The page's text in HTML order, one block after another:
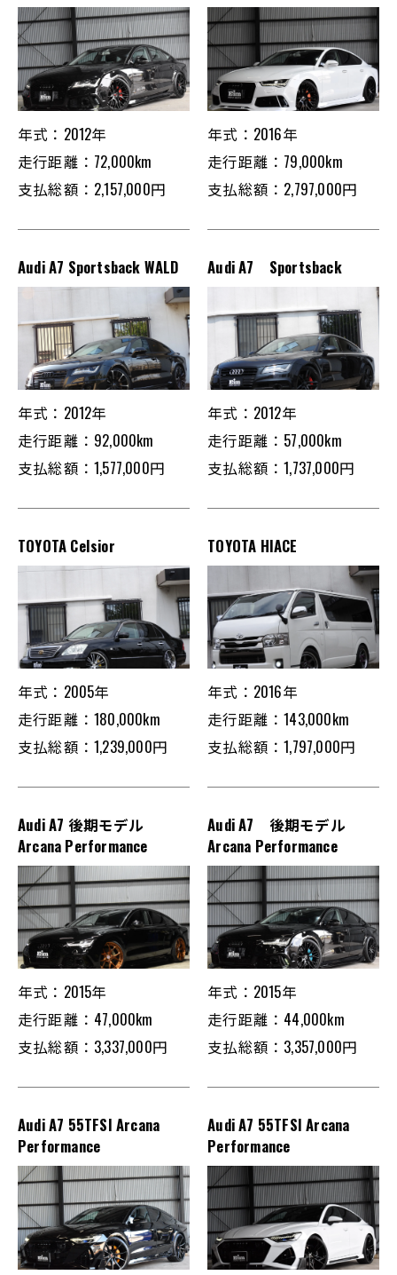
年式：2012年
走行距離：72,000km
支払総額：2,157,000円
年式：2016年
走行距離：79,000km
支払総額：2,797,000円
Audi A7 Sportsback WALD
年式：2012年
走行距離：92,000km
支払総額：1,577,000円
Audi A7 Sportsback
年式：2012年
走行距離：57,000km
支払総額：1,737,000円
TOYOTA Celsior
年式：2005年
走行距離：180,000km
支払総額：1,239,000円
TOYOTA HIACE
年式：2016年
走行距離：143,000km
支払総額：1,797,000円
Audi A7 後期モデル
Arcana Performance
年式：2015年
走行距離：47,000km
支払総額：3,337,000円
Audi A7 後期モデル
Arcana Performance
年式：2015年
走行距離：44,000km
支払総額：3,357,000円
Audi A7 55TFSI Arcana
Performance
Audi A7 55TFSI Arcana
Performance